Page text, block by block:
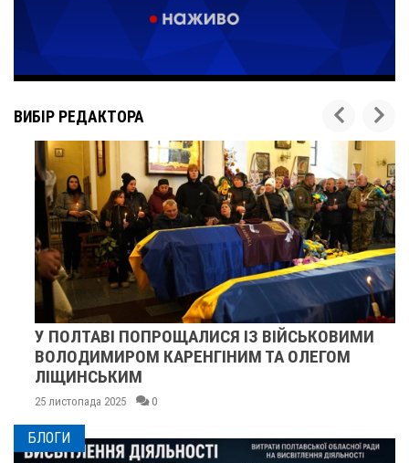
ВИБІР РЕДАКТОРА
У ПОЛТАВІ ПОПРОЩАЛИСЯ ІЗ ВІЙСЬКОВИМИ
ВОЛОДИМИРОМ КАРЕНГІНИМ ТА ОЛЕГОМ
ЛІЩИНСЬКИМ
25 листопада 2025
БЛОГИ